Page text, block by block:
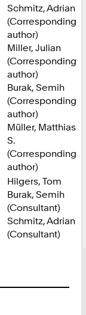
Schmitz, Adrian
(Corresponding
author)
Miller, Julian
(Corresponding
author)
Burak, Semih
(Corresponding
author)
Müller, Matthias
S.
(Corresponding
author)
Hilgers, Tom
Burak, Semih
(Consultant)
Schmitz, Adrian
(Consultant)